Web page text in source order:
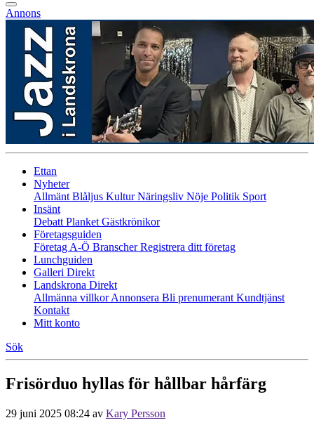
Annons
Ettan
Nyheter
Allmänt Blåljus KulturNäringsliv Nöje Politik Sport
Insänt
Debatt Planket Gästkrönikor
Företagsguiden
Företag A-Ö BranscherRegistrera ditt företag
Lunchguiden
Galleri Direkt
Landskrona Direkt
Allmänna villkorAnnonsera Bli prenumerant Kundtjänst
Kontakt
Mitt konto
Sök
Frisörduo hyllas för hållbar hårfärg
29 juni 2025 08:24 av Kary Persson